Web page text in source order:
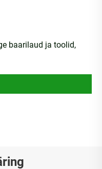
baarilaud ja toolid,